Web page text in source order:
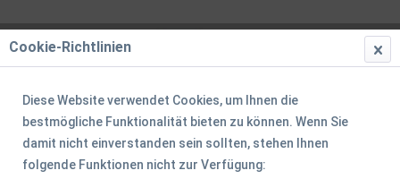
Cookie-Richtlinien
Diese Website verwendet Cookies, um Ihnen die
bestmögliche Funktionalität bieten zu können. Wenn Sie
damit nicht einverstanden sein sollten, stehen Ihnen
folgende Funktionen nicht zur Verfügung: